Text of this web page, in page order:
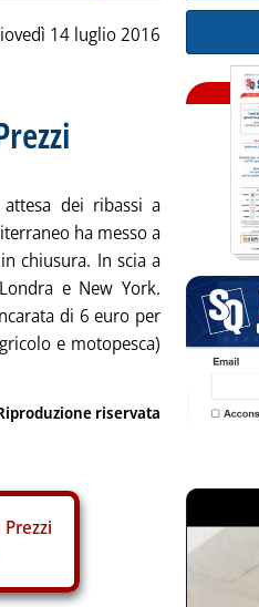
14 luglio 2016
dei ribassi a
ha messo a
chiusura. In scia a
e New York.
di 6 euro per
e motopesca)